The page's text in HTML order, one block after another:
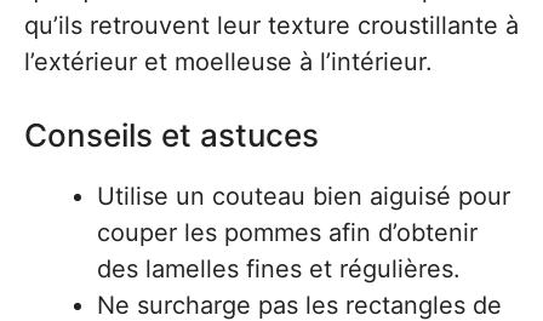
qu’ils retrouvent leur texture croustillante à
l’extérieur et moelleuse à l’intérieur.
Conseils et astuces
Utilise un couteau bien aiguisé pour
couper les pommes afin d’obtenir
des lamelles fines et régulières.
Ne surcharge pas les rectangles de